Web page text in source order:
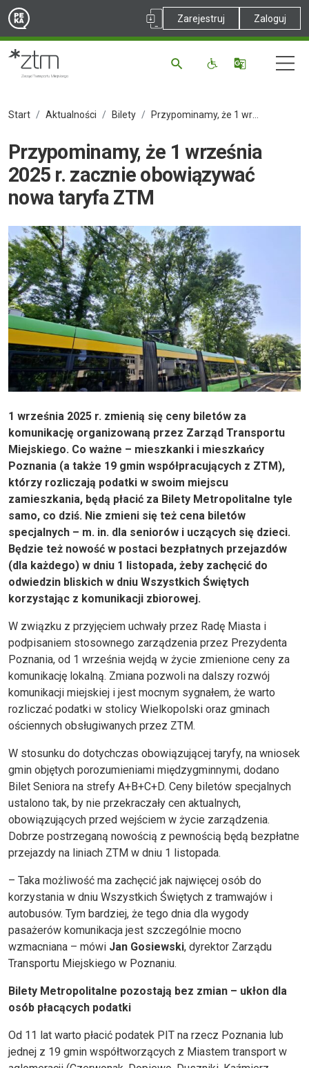
Zarejestruj Zaloguj
Start Aktualności Bilety Przypominamy, że 1 września 2025 r. zacznie obowiązywać nowa taryfa ZTM
Przypominamy, że 1 września
2025 r. zacznie obowiązywać
nowa taryfa ZTM
1 września 2025 r. zmienią się ceny biletów za
komunikację organizowaną przez Zarząd Transportu
Miejskiego. Co ważne – mieszkanki i mieszkańcy
Poznania (a także 19 gmin współpracujących z ZTM),
którzy rozliczają podatki w swoim miejscu
zamieszkania, będą płacić za Bilety Metropolitalne tyle
samo, co dziś. Nie zmieni się też cena biletów
specjalnych – m. in. dla seniorów i uczących się dzieci.
Będzie też nowość w postaci bezpłatnych przejazdów
(dla każdego) w dniu 1 listopada, żeby zachęcić do
odwiedzin bliskich w dniu Wszystkich Świętych
korzystając z komunikacji zbiorowej.
W związku z przyjęciem uchwały przez Radę Miasta i
podpisaniem stosownego zarządzenia przez Prezydenta
Poznania, od 1 września wejdą w życie zmienione ceny za
komunikację lokalną. Zmiana pozwoli na dalszy rozwój
komunikacji miejskiej i jest mocnym sygnałem, że warto
rozliczać podatki w stolicy Wielkopolski oraz gminach
ościennych obsługiwanych przez ZTM.
W stosunku do dotychczas obowiązującej taryfy, na wniosek
gmin objętych porozumieniami międzygminnymi, dodano
Bilet Seniora na strefy A+B+C+D. Ceny biletów specjalnych
ustalono tak, by nie przekraczały cen aktualnych,
obowiązujących przed wejściem w życie zarządzenia.
Dobrze postrzeganą nowością z pewnością będą bezpłatne
przejazdy na liniach ZTM w dniu 1 listopada.
– Taka możliwość ma zachęcić jak najwięcej osób do
korzystania w dniu Wszystkich Świętych z tramwajów i
autobusów. Tym bardziej, że tego dnia dla wygody
pasażerów komunikacja jest szczególnie mocno
wzmacniana – mówi Jan Gosiewski, dyrektor Zarządu
Transportu Miejskiego w Poznaniu.
Bilety Metropolitalne pozostają bez zmian – ukłon dla
osób płacących podatki
Od 11 lat warto płacić podatek PIT na rzecz Poznania lub
jednej z 19 gmin współtworzących z Miastem transport w